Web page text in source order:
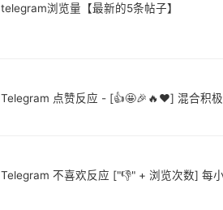
telegram浏览量【最新的5条帖子】
Telegram 点赞反应 - [👍🤩🎉🔥❤️] 混合积极
Telegram 不喜欢反应 ["👎" + 浏览次数] 每